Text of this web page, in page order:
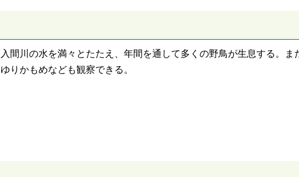
入間川の水を満々とたたえ、年間を通して多くの野鳥が生息する。ま
ゆりかもめなども観察できる。